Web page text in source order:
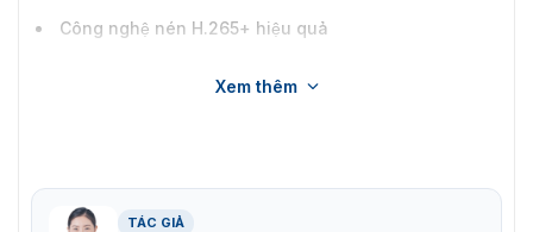
Công nghệ nén H.265+ hiệu quả
phương tiện dựa trên học sâu
Chống nước và bụi (IP67)
Xem thêm
TÁC GIẢ